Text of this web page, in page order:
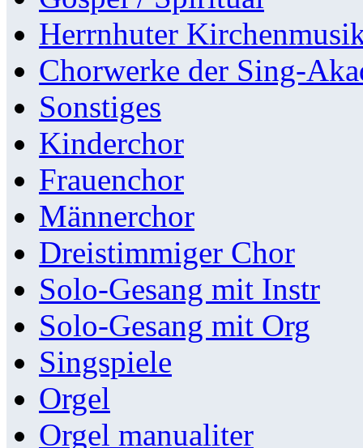
Herrnhuter
Chorwerke der Sing-
Sonstiges
Kinderchor
Frauenchor
Männerchor
Dreistimmiger Chor
Solo-Gesang mit Instr
Solo-Gesang mit Org
Singspiele
Orgel
Orgel manualiter